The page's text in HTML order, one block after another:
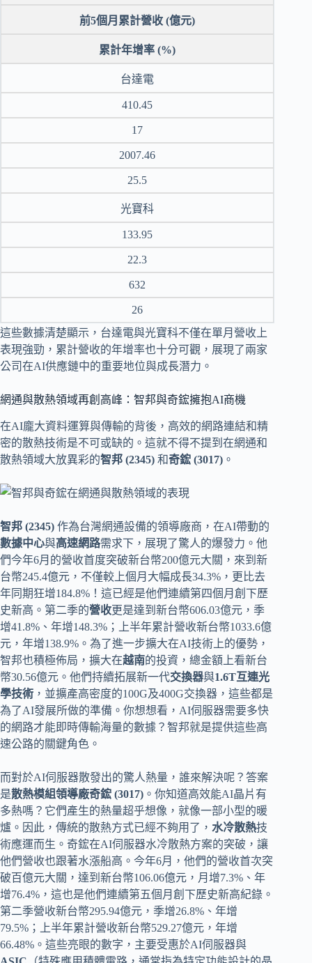
前5個月累計營收 (億元)
累計年增率 (%)
台達電
410.45
17
2007.46
25.5
光寶科
133.95
22.3
632
26
這些數據清楚顯示，台達電與光寶科不僅在單月營收上
表現強勁，累計營收的年增率也十分可觀，展現了兩家
公司在AI供應鏈中的重要地位與成長潛力。
網通與散熱領域再創高峰：智邦與奇鋐擁抱AI商機
在AI龐大資料運算與傳輸的背後，高效的網路連結和精
密的散熱技術是不可或缺的。這就不得不提到在網通和
散熱領域大放異彩的智邦 (2345) 和奇鋐 (3017) 。
智邦 (2345) 作為台灣網通設備的領導廠商，在AI帶動的
數據中心與高速網路需求下，展現了驚人的爆發力。他
們今年6月的營收首度突破新台幣200億元大關，來到新
台幣245.4億元，不僅較上個月大幅成長34.3%，更比去
年同期狂增184.8%！這已經是他們連續第四個月創下歷
史新高。第二季的營收更是達到新台幣606.03億元，季
增41.8%、年增148.3%；上半年累計營收新台幣1033.6億
元，年增138.9%。為了進一步擴大在AI技術上的優勢，
智邦也積極佈局，擴大在越南的投資，總金額上看新台
幣30.56億元。他們持續拓展新一代交換器與1.6T互連光
學技術 ，並擴產高密度的100G及400G交換器，這些都是
為了AI發展所做的準備。你想想看，AI伺服器需要多快
的網路才能即時傳輸海量的數據？智邦就是提供這些高
速公路的關鍵角色。
而對於AI伺服器散發出的驚人熱量，誰來解決呢？答案
是散熱模組領導廠奇鋐 (3017) 。你知道高效能AI晶片有
多熱嗎？它們產生的熱量超乎想像，就像一部小型的暖
爐。因此，傳統的散熱方式已經不夠用了， 水冷散熱技
術應運而生。奇鋐在AI伺服器水冷散熱方案的突破，讓
他們營收也跟著水漲船高。今年6月，他們的營收首次突
破百億元大關，達到新台幣106.06億元，月增7.3%、年
增76.4%，這也是他們連續第五個月創下歷史新高紀錄。
第二季營收新台幣295.94億元，季增26.8%、年增
79.5%；上半年累計營收新台幣529.27億元，年增
66.48%。這些亮眼的數字，主要受惠於AI伺服器與